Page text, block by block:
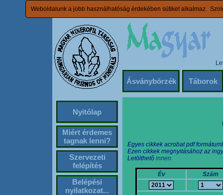
Weboldalunk a jobb használhatóság érdekében sütiket alkalmaz.
Ásványbörzék Táborok
Nyitólap
Miért érdemes
tagnak lenni?
Szervezeti
felépítés
Belépési
nyilatkozat...
Egyes cikkek acrobat pdf
Ezen cikkek megnyitásához az
Letölthető innen.
Év Szám